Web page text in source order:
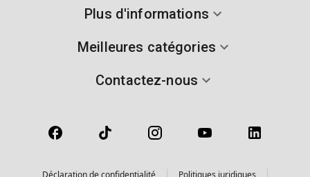
Plus d'informations
Meilleures catégories
Contactez-nous
Déclaration de confidentialité Politiques juridiques